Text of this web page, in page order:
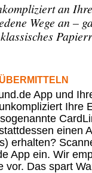
an
Wege an –
App und
Ihre
einen
erhalten?
App ein. Wir
vor. Das spart